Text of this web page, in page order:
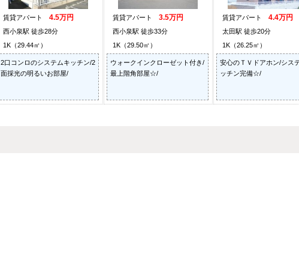
賃貸アパート 4.5万円
西小泉駅 徒歩28分
1K（29.44㎡）
2口コンロのシステムキッチン/2
面採光の明るいお部屋/
賃貸アパート 3.5万円
西小泉駅 徒歩33分
1K（29.50㎡）
ウォークインクローゼット付き/
最上階角部屋☆/
賃貸アパート 4.4万円
太田駅 徒歩20分
1K（26.25㎡）
安心のＴＶドアホン/シス
ッチン完備☆/